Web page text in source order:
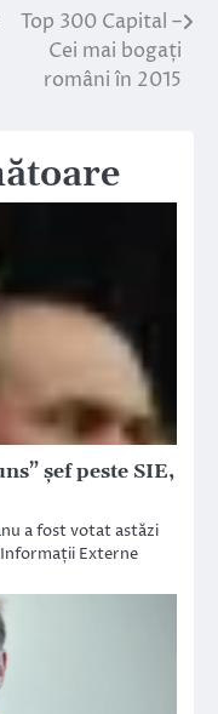
Top 300 Capital –
Cei mai bogați
români în 2015
șef peste SIE,
a fost votat astăzi
Externe